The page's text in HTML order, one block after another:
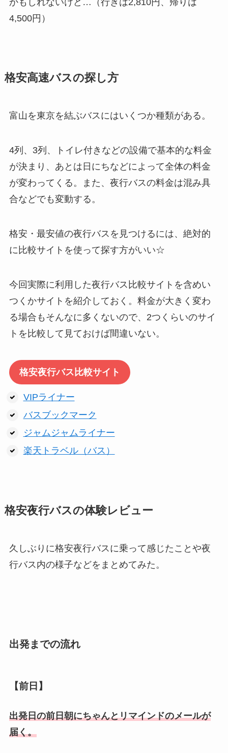
かもしれないけど…（行きは2,810円、帰りは
4,500円）
格安高速バスの探し方
富山を東京を結ぶバスにはいくつか種類がある。
4列、3列、トイレ付きなどの設備で基本的な料金
が決まり、あとは日にちなどによって全体の料金
が変わってくる。また、夜行バスの料金は混み具
合などでも変動する。
格安・最安値の夜行バスを見つけるには、絶対的
に比較サイトを使って探す方がいい☆
今回実際に利用した夜行バス比較サイトを含めい
つくかサイトを紹介しておく。料金が大きく変わ
る場合もそんなに多くないので、2つくらいのサイ
トを比較して見ておけば間違いない。
格安夜行バス比較サイト
VIPライナー
バスブックマーク
ジャムジャムライナー
楽天トラベル（バス）
格安夜行バスの体験レビュー
久しぶりに格安夜行バスに乗って感じたことや夜
行バス内の様子などをまとめてみた。
出発までの流れ
【前日】
出発日の前日朝にちゃんとリマインドのメールが
届く。